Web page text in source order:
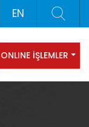
EN
ONLINE İŞLEMLER